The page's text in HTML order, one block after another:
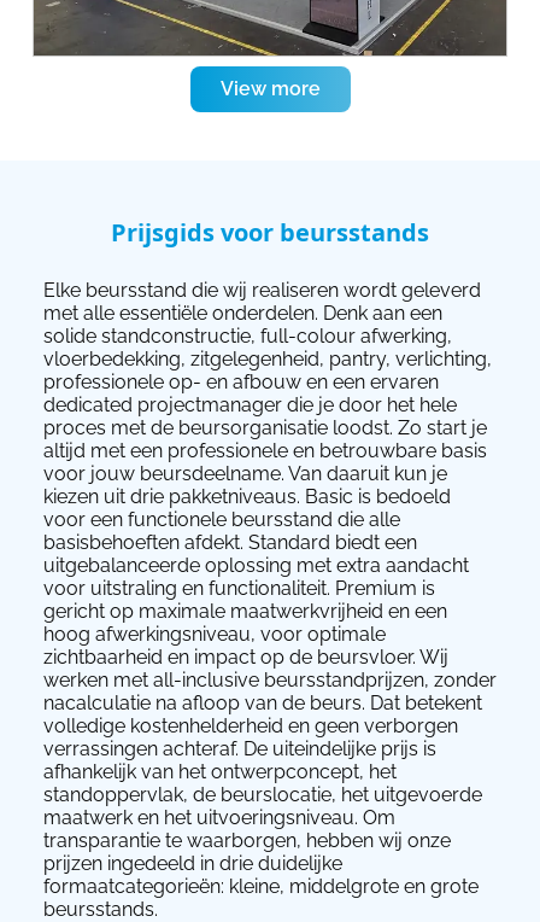
View more
Prijsgids voor beursstands
Elke beursstand die wij realiseren wordt geleverd
met alle essentiële onderdelen. Denk aan een
solide standconstructie, full-colour afwerking,
vloerbedekking, zitgelegenheid, pantry, verlichting,
professionele op- en afbouw en een ervaren
dedicated projectmanager die je door het hele
proces met de beursorganisatie loodst. Zo start je
altijd met een professionele en betrouwbare basis
voor jouw beursdeelname. Van daaruit kun je
kiezen uit drie pakketniveaus. Basic is bedoeld
voor een functionele beursstand die alle
basisbehoeften afdekt. Standard biedt een
uitgebalanceerde oplossing met extra aandacht
voor uitstraling en functionaliteit. Premium is
gericht op maximale maatwerkvrijheid en een
hoog afwerkingsniveau, voor optimale
zichtbaarheid en impact op de beursvloer. Wij
werken met all-inclusive beursstandprijzen, zonder
nacalculatie na afloop van de beurs. Dat betekent
volledige kostenhelderheid en geen verborgen
verrassingen achteraf. De uiteindelijke prijs is
afhankelijk van het ontwerpconcept, het
standoppervlak, de beurslocatie, het uitgevoerde
maatwerk en het uitvoeringsniveau. Om
transparantie te waarborgen, hebben wij onze
prijzen ingedeeld in drie duidelijke
formaatcategorieën: kleine, middelgrote en grote
beursstands.